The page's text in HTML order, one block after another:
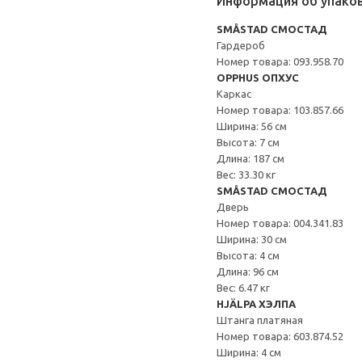
SMÅSTAD СМОСТАД
Гардероб
Номер товара: 093.958.70
OPPHUS ОПХУС
Каркас
Номер товара: 103.857.66
Ширина: 56 см
Высота: 7 см
Длина: 187 см
Вес: 33.30 кг
SMÅSTAD СМОСТАД
Дверь
Номер товара: 004.341.83
Ширина: 30 см
Высота: 4 см
Длина: 96 см
Вес: 6.47 кг
HJÄLPA ХЭЛПА
Штанга платяная
Номер товара: 603.874.52
Ширина: 4 см